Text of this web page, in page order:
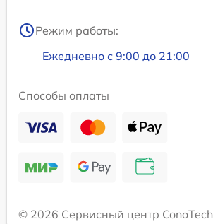
Режим работы:
Ежедневно с 9:00 до 21:00
Способы оплаты
© 2026 Сервисный центр ConoTech